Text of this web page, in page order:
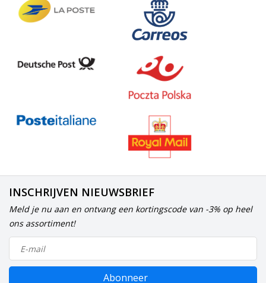
INSCHRIJVEN NIEUWSBRIEF
Meld je nu aan en ontvang een kortingscode van -3% op heel
ons assortiment!
Abonneer